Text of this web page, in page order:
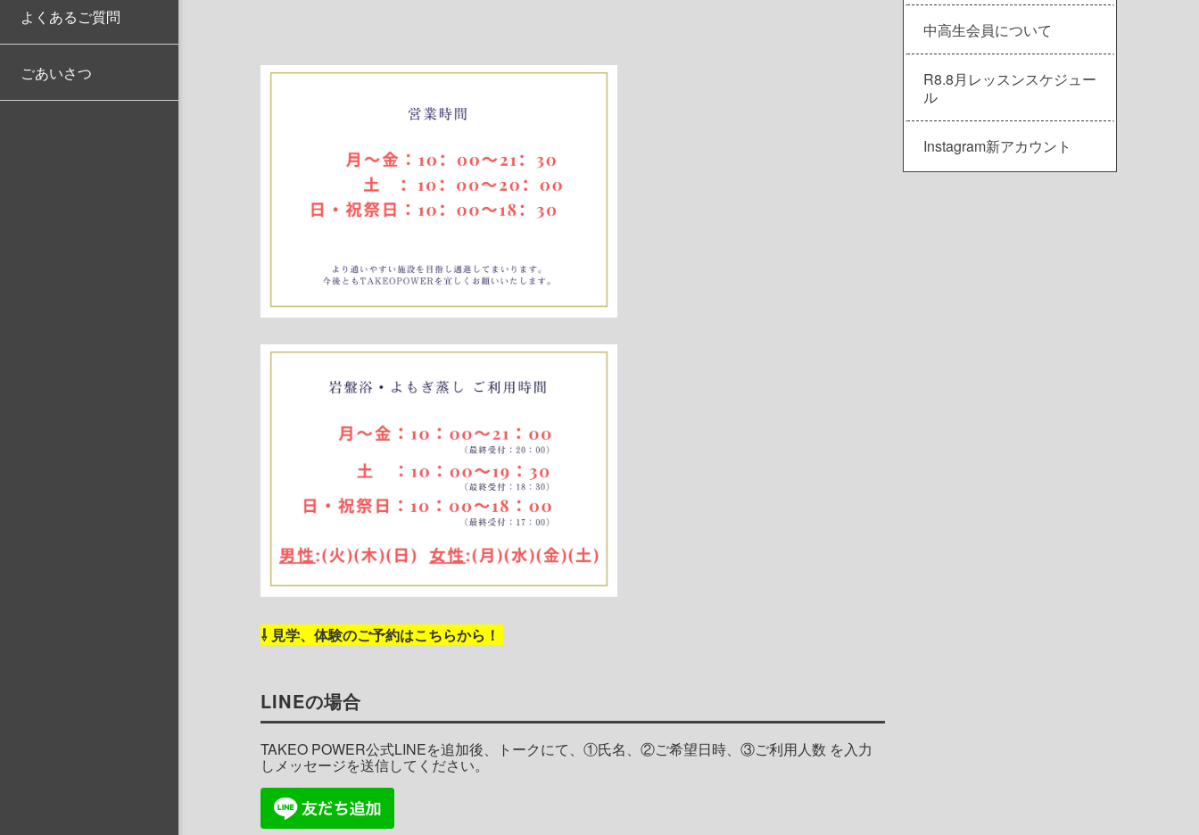
よくあるご質問
ごあいさつ
⇩ 見学、体験のご予約はこちらから！
LINEの場合
TAKEO POWER公式LINEを追加後、トークにて、①氏名、②ご希望日時、③ご利用人数 を入力
しメッセージを送信してください。
中高生会員について
R8.8月レッスンスケジュー
ル
Instagram新アカウント